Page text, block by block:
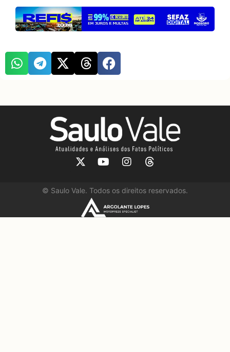
© Saulo Vale. Todos os direitos reservados.